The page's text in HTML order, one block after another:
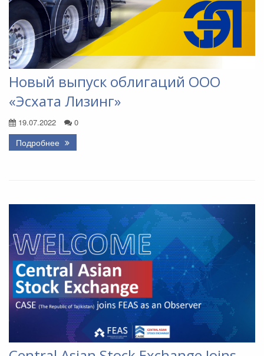
Новый выпуск облигаций ООО
«Эсхата Лизинг»
19.07.2022 0
Подробнее